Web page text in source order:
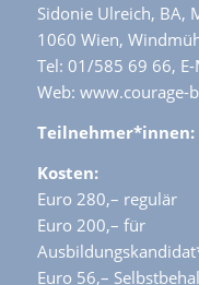
Sidonie Ulreich, BA,
1060 Wien,
Tel: 01/585 69 66,
Web: www.courage-
Teilnehmer*innen:
Kosten:
Euro 280,– regulär
Euro 200,– für
Euro 56,–